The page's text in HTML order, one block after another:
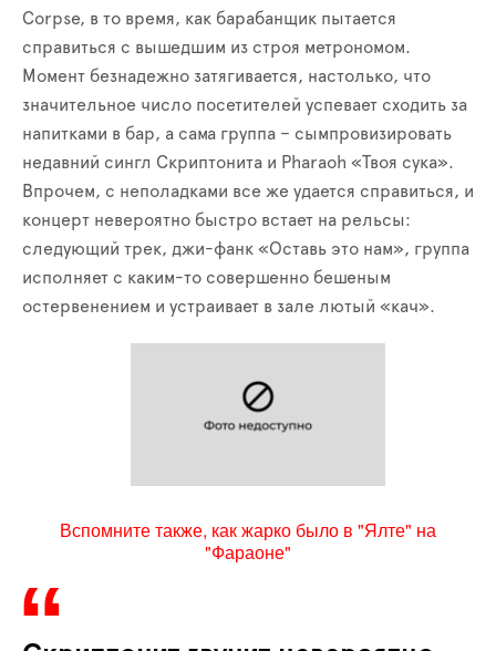
Corpse, в то время, как барабанщик пытается
справиться с вышедшим из строя метрономом.
Момент безнадежно затягивается, настолько, что
значительное число посетителей успевает сходить за
напитками в бар, а сама группа – сымпровизировать
недавний сингл Скриптонита и Pharaoh «Твоя сука».
Впрочем, с неполадками все же удается справиться, и
концерт невероятно быстро встает на рельсы:
следующий трек, джи-фанк «Оставь это нам», группа
исполняет с каким-то совершенно бешеным
остервенением и устраивает в зале лютый «кач».
Вспомните также, как жарко было в "Ялте" на
"Фараоне"